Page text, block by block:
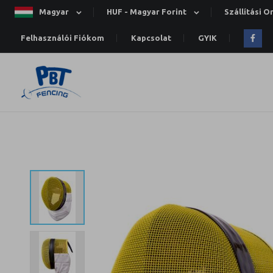
Magyar HUF - Magyar Forint Szállítási
Felhasználói Fiókom Kapcsolat GYIK
Ugrás
képgaléria
végére